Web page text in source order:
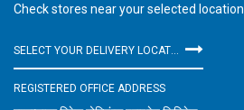
Check stores near your selected location
REGISTERED OFFICE ADDRESS